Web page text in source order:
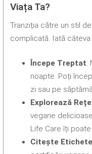
Viața Ta?
Tranziția către un stil
complicată. Iată câteva
Începe Treptat:
noapte. Poți
zi sau pe
Explorează
vegane
Life Care îți
Citește